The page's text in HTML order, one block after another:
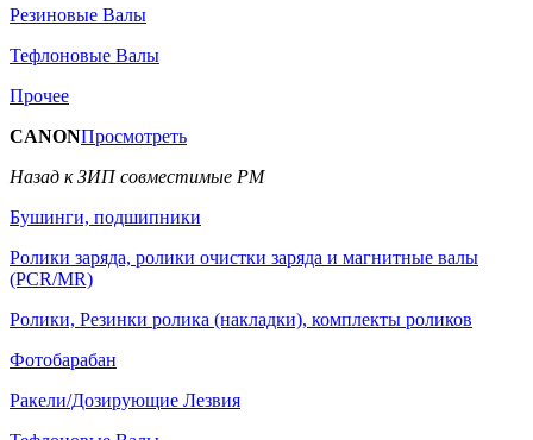
Резиновые Валы
Тефлоновые Валы
Прочее
CANONПросмотреть
Назад к ЗИП совместимые РМ
Бушинги, подшипники
Ролики заряда, ролики очистки заряда и магнитные валы
(PCR/MR)
Ролики, Резинки ролика (накладки), комплекты роликов
Фотобарабан
Ракели/Дозирующие Лезвия